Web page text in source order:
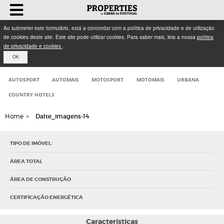
Ao submeter este formulário, está a concordar com a política de privacidade e de utilização
de cookies deste site. Este site pode utilizar cookies. Para saber mais, leia a nossa política
de privacidade e cookies .
OK
AUTOSPORT AUTOMAIS MOTOSPORT MOTOMAIS URBANA
COUNTRY HOTELS
Home > Dalte_imagens-14
TIPO DE IMÓVEL:
ÁREA TOTAL
ÁREA DE CONSTRUÇÃO
CERTIFICAÇÃO ENERGÉTICA
Características